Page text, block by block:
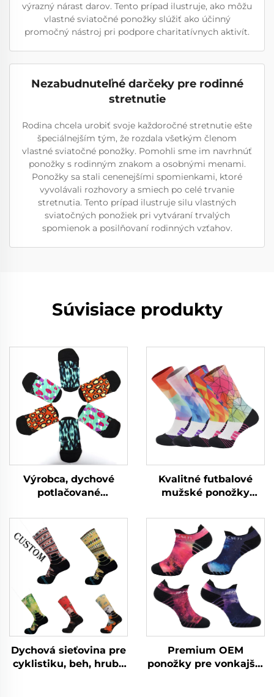
výrazný nárast darov. Tento prípad ilustruje, ako môžu
vlastné sviatočné ponožky slúžiť ako účinný
promočný nástroj pri podpore charitatívnych aktivít.
Nezabudnuteľné darčeky pre rodinné
stretnutie
Rodina chcela urobiť svoje každoročné stretnutie ešte
špeciálnejším tým, že rozdala všetkým členom
vlastné sviatočné ponožky. Pomohli sme im navrhnúť
ponožky s rodinným znakom a osobnými menami.
Ponožky sa stali cenenejšími spomienkami, ktoré
vyvolávali rozhovory a smiech po celé trvanie
stretnutia. Tento prípad ilustruje silu vlastných
sviatočných ponožiek pri vytváraní trvalých
spomienok a posilňovaní rodinných vzťahov.
Súvisiace produkty
Výrobca, dychové
potlačované
mužské športové
ponožky na mieru
Kvalitné futbalové
mužské ponožky
športové sublimačné
ponožky
Dychová sieťovina pre
cyklistiku, beh, hrubé
Premium OEM
ponožky pre vonkajšie